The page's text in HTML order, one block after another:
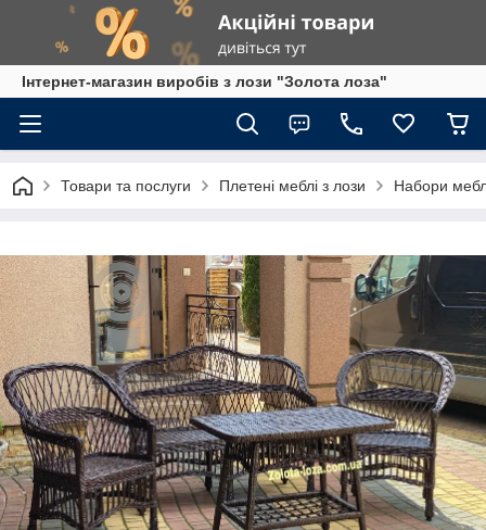
Інтернет-магазин виробів з лози "Золота лоза"
Товари та послуги Плетені меблі з лози Набори